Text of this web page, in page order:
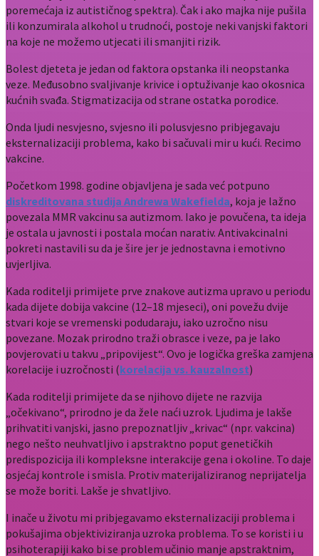
poremećaja iz autističnog spektra). Čak i ako majka nije pušila
ili konzumirala alkohol u trudnoći, postoje neki vanjski faktori
na koje ne možemo utjecati ili smanjiti rizik.
Bolest djeteta je jedan od faktora opstanka ili neopstanka
veze. Međusobno svaljivanje krivice i optuživanje kao okosnica
kućnih svađa. Stigmatizacija od strane ostatka porodice.
Onda ljudi nesvjesno, svjesno ili polusvjesno pribjegavaju
eksternalizaciji problema, kako bi sačuvali mir u kući. Recimo
vakcine.
Početkom 1998. godine objavljena je sada već potpuno
diskreditovana studija Andrewa Wakefielda, koja je lažno
povezala MMR vakcinu sa autizmom. Iako je povučena, ta ideja
je ostala u javnosti i postala moćan narativ. Antivakcinalni
pokreti nastavili su da je šire jer je jednostavna i emotivno
uvjerljiva.
Kada roditelji primijete prve znakove autizma upravo u periodu
kada dijete dobija vakcine (12–18 mjeseci), oni povežu dvije
stvari koje se vremenski podudaraju, iako uzročno nisu
povezane. Mozak prirodno traži obrasce i veze, pa je lako
povjerovati u takvu „pripovijest“. Ovo je logička greška zamjena
korelacije i uzročnosti (korelacija vs. kauzalnost)
Kada roditelji primijete da se njihovo dijete ne razvija
„očekivano“, prirodno je da žele naći uzrok. Ljudima je lakše
prihvatiti vanjski, jasno prepoznatljiv „krivac“ (npr. vakcina)
nego nešto neuhvatljivo i apstraktno poput genetičkih
predispozicija ili kompleksne interakcije gena i okoline. To daje
osjećaj kontrole i smisla. Protiv materijaliziranog neprijatelja
se može boriti. Lakše je shvatljivo.
I inače u životu mi pribjegavamo eksternalizaciji problema i
pokušajima objektiviziranja uzroka problema. To se koristi i u
psihoterapiji kako bi se problem učinio manje apstraktnim,